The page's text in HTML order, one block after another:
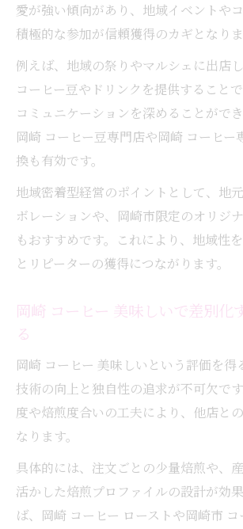
愛が強い傾向があり、地域イベントや
積極的な参加が信頼獲得のカギとなりま
例えば、地域の祭りやマルシェに出店
コーヒー豆やドリンクを提供すること
コミュニケーションを深めることができ
岡崎 コーヒー豆専門店や岡崎 コーヒー
換も有効です。
地域密着型経営のポイントとして、地
ボレーションや、岡崎市限定のオリジ
もおすすめです。これにより、地域性
とリピーターの獲得につながります。
岡崎 コーヒー 美味しいで差別化
る
岡崎 コーヒー 美味しいという評価を得
技術の向上と独自性の追求が不可欠で
度や焙煎度合いの工夫により、他店と
なります。
具体的には、注文ごとの少量焙煎や、
活かした焙煎プロファイルの設計が効
ば、岡崎 コーヒー ローストや岡崎市 コ